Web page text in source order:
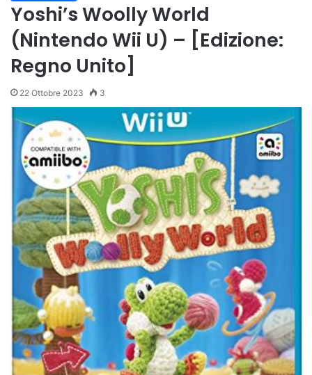
Yoshi’s Woolly World
(Nintendo Wii U) – [Edizione:
Regno Unito]
22 Ottobre 2023 3